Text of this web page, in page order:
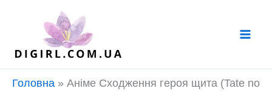
Головна » Аніме Сходження героя щита (Tate no